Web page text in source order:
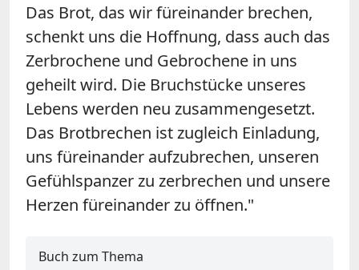
Das Brot, das wir füreinander brechen,
schenkt uns die Hoffnung, dass auch das
Zerbrochene und Gebrochene in uns
geheilt wird. Die Bruchstücke unseres
Lebens werden neu zusammengesetzt.
Das Brotbrechen ist zugleich Einladung,
uns füreinander aufzubrechen, unseren
Gefühlspanzer zu zerbrechen und unsere
Herzen füreinander zu öffnen."
Buch zum Thema